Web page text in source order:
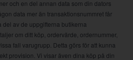
och en del annan data som din dators
data mer än transaktionsnummret får
del av de uppgifterna butikerna
om ditt köp, ordervärde, ordernummer,
fall varugrupp. Detta görs för att kunna
provision. Vi visar även dina köp på din